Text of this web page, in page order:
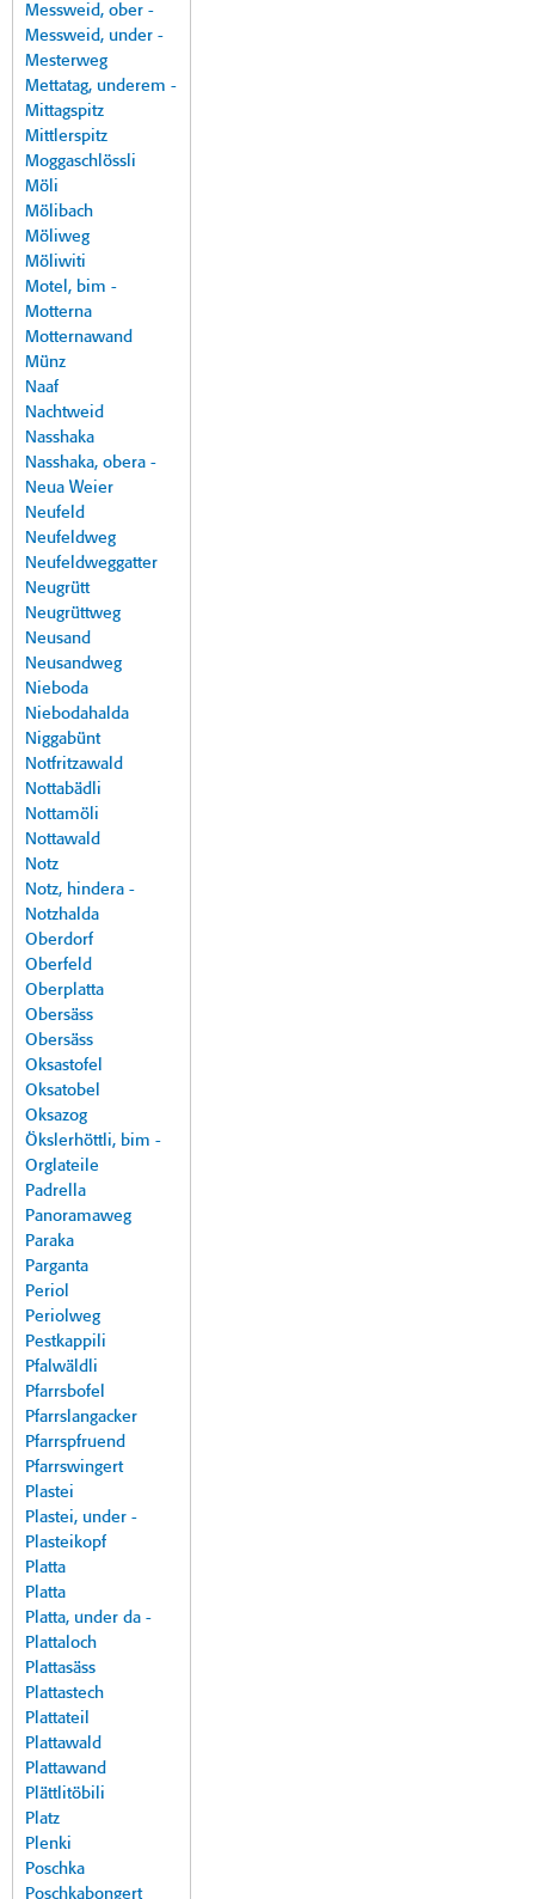
Messweid, ober -
Messweid, under -
Mesterweg
Mettatag, underem -
Mittagspitz
Mittlerspitz
Moggaschlössli
Möli
Mölibach
Möliweg
Möliwiti
Motel, bim -
Motterna
Motternawand
Münz
Naaf
Nachtweid
Nasshaka
Nasshaka, obera -
Neua Weier
Neufeld
Neufeldweg
Neufeldweggatter
Neugrütt
Neugrüttweg
Neusand
Neusandweg
Nieboda
Niebodahalda
Niggabünt
Notfritzawald
Nottabädli
Nottamöli
Nottawald
Notz
Notz, hindera -
Notzhalda
Oberdorf
Oberfeld
Oberplatta
Obersäss
Obersäss
Oksastofel
Oksatobel
Oksazog
Ökslerhöttli, bim -
Orglateile
Padrella
Panoramaweg
Paraka
Parganta
Periol
Periolweg
Pestkappili
Pfalwäldli
Pfarrsbofel
Pfarrslangacker
Pfarrspfruend
Pfarrswingert
Plastei
Plastei, under -
Plasteikopf
Platta
Platta
Platta, under da -
Plattaloch
Plattasäss
Plattastech
Plattateil
Plattawald
Plattawand
Plättlitöbili
Platz
Plenki
Poschka
Poschkabongert